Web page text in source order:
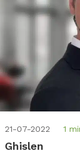
21-07-2022 1
Ghislen